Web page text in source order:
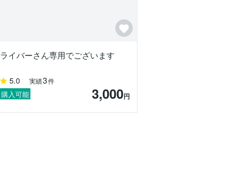
ライバーさん専用でございます
5.0 実績3件
購入可能 3,000円